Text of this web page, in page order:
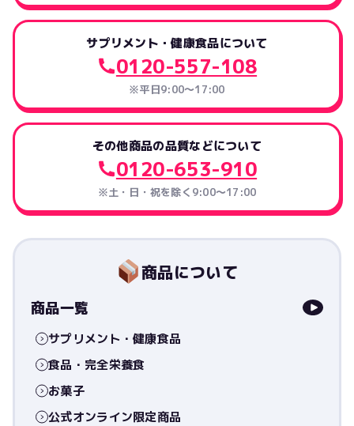
サプリメント・健康食品について
0120-557-108
※平日9:00～17:00
その他商品の品質などについて
0120-653-910
※土・日・祝を除く9:00〜17:00
商品について
商品一覧
サプリメント・健康食品
食品・完全栄養食
お菓子
公式オンライン限定商品